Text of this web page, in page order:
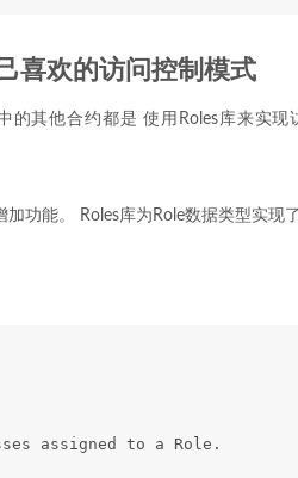
喜欢的访问控制模式
的其他合约都是 使用Roles库来实现
功能。 Roles库为Role数据类型实现
assigned to a Role.